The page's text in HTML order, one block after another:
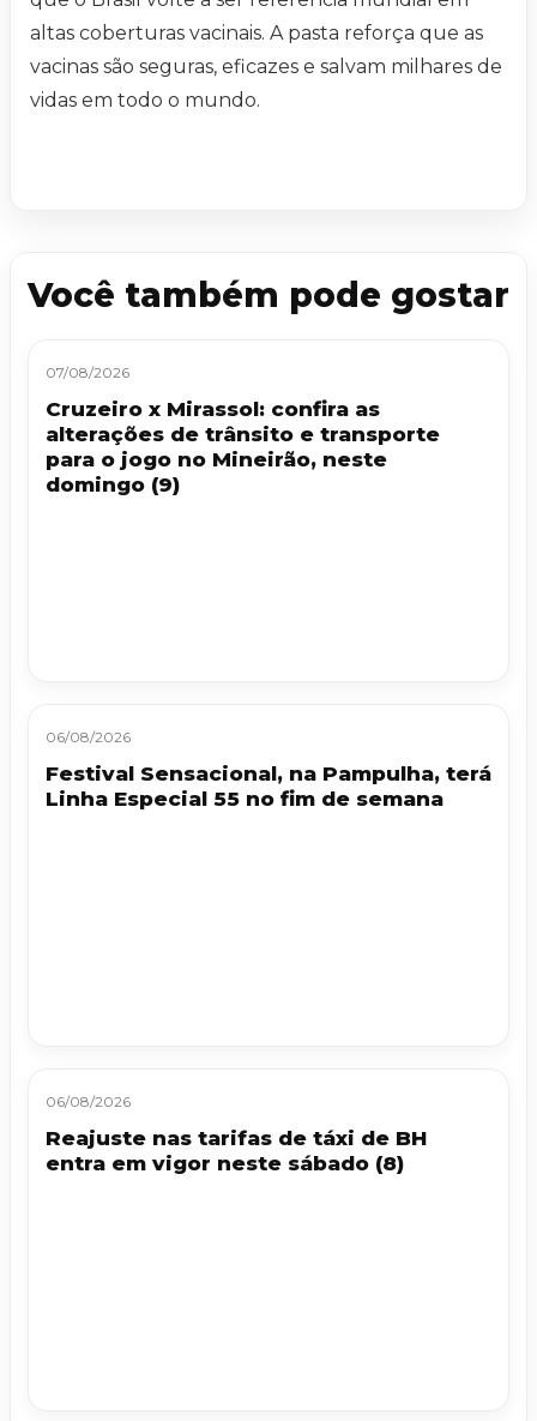
altas coberturas vacinais. A pasta reforça que as
vacinas são seguras, eficazes e salvam milhares de
vidas em todo o mundo.
Você também pode gostar
07/08/2026
Cruzeiro x Mirassol: confira as
alterações de trânsito e transporte
para o jogo no Mineirão, neste
domingo (9)
06/08/2026
Festival Sensacional, na Pampulha, terá
Linha Especial 55 no fim de semana
06/08/2026
Reajuste nas tarifas de táxi de BH
entra em vigor neste sábado (8)